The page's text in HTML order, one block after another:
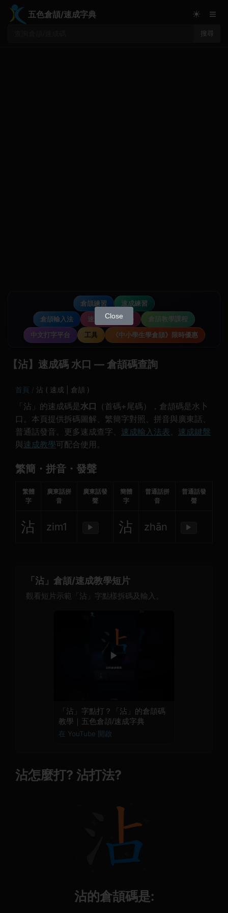
五色倉頡/速成字典
搜尋
☀ ≡
倉頡練習
速成練習
倉頡輸入法
速成輸入法教學
倉頡教學課程
中文打字平台
工具 《中小學生學倉頡》限時優惠
【沾】速成碼 水口 — 倉頡碼查詢
首頁 沾 ( 速成 | 倉頡 )
「沾」的速成碼是 水口 （首碼+尾碼），倉頡碼是水卜
口。本頁提供拆碼圖解、繁簡字對照、拼音與廣東話、
普通話發音。更多速成查字、 速成輸入法表、 速成鍵盤
與速成教學可配合使用。
繁簡・拼音・發聲
繁體
字
廣東話拼
音
廣東話發
聲
簡體
字
普通話拼
音
普通話發
聲
沾 zim1 ▶ 沾 zhān ▶
「沾」倉頡/速成教學短片
觀看短片示範「沾」字點樣拆碼及輸入。
▶
「沾」字點打？「沾」的倉頡碼
教學｜五色倉頡/速成字典
在 YouTube 開啟
沾怎麼打? 沾打法?
沾的倉頡碼是:
Close